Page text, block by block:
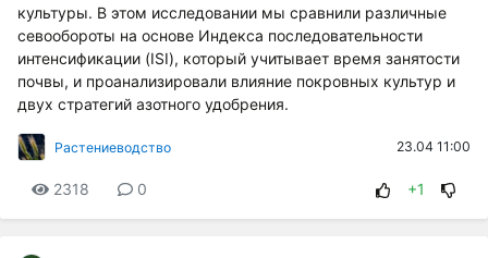
культуры. В этом исследовании мы сравнили различные
севообороты на основе Индекса последовательности
интенсификации (ISI), который учитывает время занятости
почвы, и проанализировали влияние покровных культур и
двух стратегий азотного удобрения.
Растениеводство 23.04 11:00
2318 0 +1